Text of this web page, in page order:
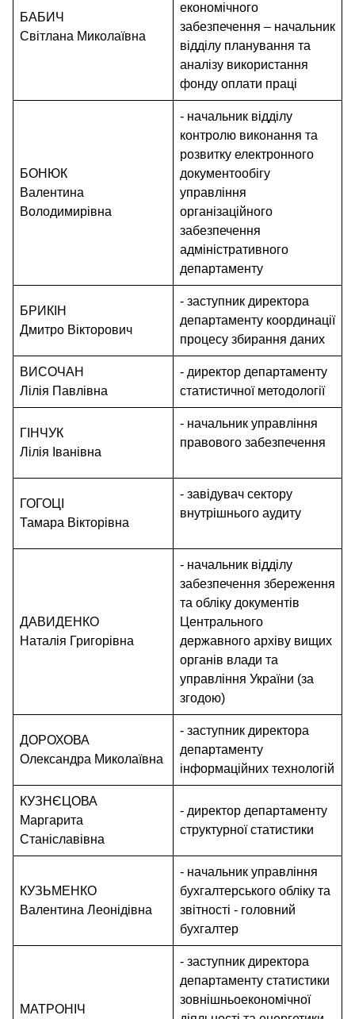
БАБИЧ
Світлана Миколаївна
економічного
забезпечення – начальник
відділу планування та
аналізу використання
фонду оплати праці
БОНЮК
Валентина
Володимирівна
- начальник відділу
контролю виконання та
розвитку електронного
документообігу
управління
організаційного
забезпечення
адміністративного
департаменту
БРИКІН
Дмитро Вікторович
- заступник директора
департаменту координації
процесу збирання даних
ВИСОЧАН
Лілія Павлівна
- директор департаменту
статистичної методології
ГІНЧУК
Лілія Іванівна
- начальник управління
правового забезпечення
ГОГОЦІ
Тамара Вікторівна
- завідувач сектору
внутрішнього аудиту
ДАВИДЕНКО
Наталія Григорівна
- начальник відділу
забезпечення збереження
та обліку документів
Центрального
державного архіву вищих
органів влади та
управління України (за
згодою)
ДОРОХОВА
Олександра Миколаївна
- заступник директора
департаменту
інформаційних технологій
КУЗНЄЦОВА
Маргарита
Станіславівна
- директор департаменту
структурної статистики
КУЗЬМЕНКО
Валентина Леонідівна
- начальник управління
бухгалтерського обліку та
звітності - головний
бухгалтер
МАТРОНІЧ
- заступник директора
департаменту статистики
зовнішньоекономічної